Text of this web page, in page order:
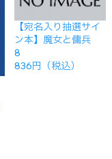
【宛名入り抽選サイ
ン本】魔女と傭兵
8
836円（税込）